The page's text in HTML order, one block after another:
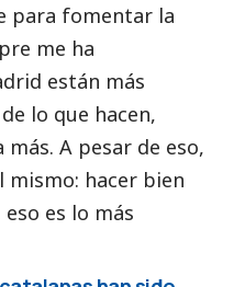
para fomentar la
me ha
están más
lo que hacen,
A pesar de eso,
mismo: hacer bien
es lo más